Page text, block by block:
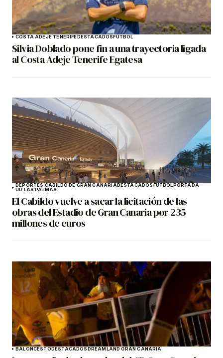
COSTA ADEJE TENERIFE DESTACADOS FÚTBOL
Silvia Doblado pone fin a una trayectoria ligada
al Costa Adeje Tenerife Egatesa
DEPORTES CABILDO DE GRAN CANARIADESTACADOS FÚTBOL PORTADA
UD LAS PALMAS
El Cabildo vuelve a sacar la licitación de las
obras del Estadio de Gran Canaria por 235
millones de euros
BALONCESTO DESTACADOS DREAMLAND GRAN CANARIA